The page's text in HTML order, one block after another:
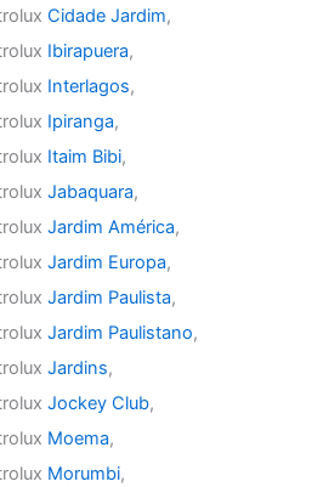
Cidade Jardim,
Ibirapuera,
Interlagos,
Ipiranga,
Itaim Bibi,
Jabaquara,
Jardim América,
Jardim Europa,
Jardim Paulista,
Jardim Paulistano,
Jardins,
Jockey Club,
Moema,
Morumbi,